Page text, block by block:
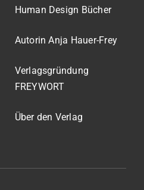
Human Design Bücher
Autorin Anja Hauer-Frey
Verlagsgründung
FREYWORT
Über den Verlag